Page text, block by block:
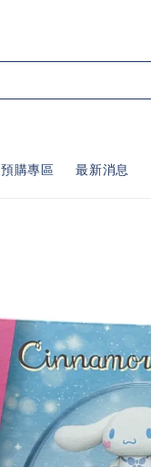
預購專區 最新消息